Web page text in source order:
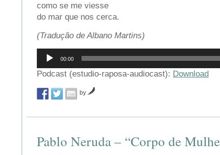
como se me viesse
do mar que nos cerca.
(Tradução de Albano Martins)
Reprodutor
áudio
00:00
Podcast (estudio-raposa-audiocast): Download
by
Pablo Neruda – “Corpo de